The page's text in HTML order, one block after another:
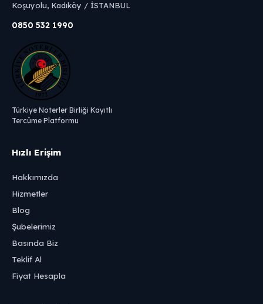
Koşuyolu, Kadıköy / İSTANBUL
0850 532 1990
Türkiye Noterler Birliği Kayıtlı
Tercüme Platformu
Hızlı Erişim
Hakkımızda
Hizmetler
Blog
Şubelerimiz
Basında Biz
Teklif Al
Fiyat Hesapla